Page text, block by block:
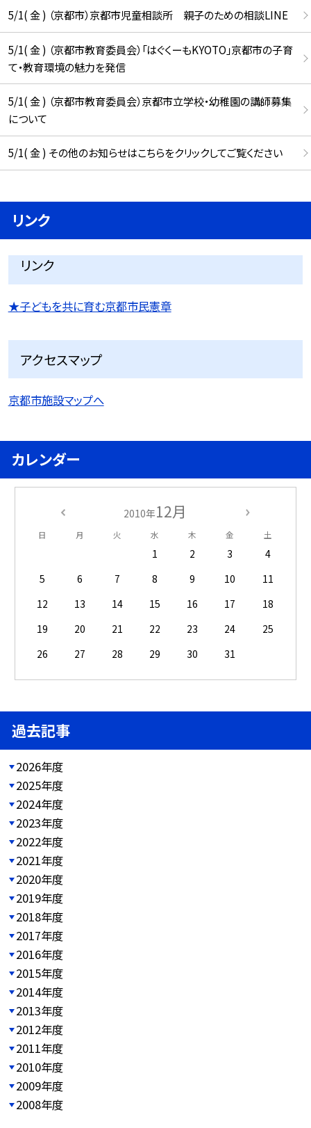
5/1( 金 ) （京都市）京都市児童相談所 親子のための相談LINE
5/1( 金 ) （京都市教育委員会）「はぐくーもKYOTO」京都市の子育
て・教育環境の魅力を発信
5/1( 金 ) （京都市教育委員会）京都市立学校・幼稚園の講師募集
について
5/1( 金 ) その他のお知らせはこちらをクリックしてご覧ください
リンク
リンク
★子どもを共に育む京都市民憲章
アクセスマップ
京都市施設マップへ
カレンダー
2010年12月
日 月 火 水 木 金 土
1 2 3
4
5
6 7 8 9 10
11
12
13 14 15 16 17
18
19
20 21 22 23 24
25
26
27 28 29 30 31
過去記事
2026年度
2025年度
2024年度
2023年度
2022年度
2021年度
2020年度
2019年度
2018年度
2017年度
2016年度
2015年度
2014年度
2013年度
2012年度
2011年度
2010年度
2009年度
2008年度